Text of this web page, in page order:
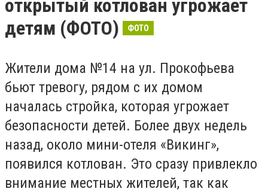
открытый котлован угрожает
детям (ФОТО)
ФОТО
Жители дома №14 на ул. Прокофьева
бьют тревогу, рядом с их домом
началась стройка, которая угрожает
безопасности детей. Более двух недель
назад, около мини-отеля «Викинг»,
появился котлован. Это сразу привлекло
внимание местных жителей, так как